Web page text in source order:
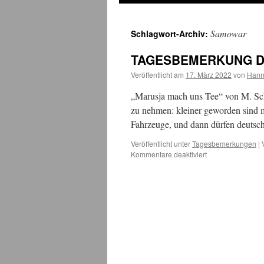
Schlagwort-Archiv: Samowar
TAGESBEMERKUNG
Veröffentlicht am 17. März 2022 von
„Marusja mach uns Tee“ von M.
zu nehmen: kleiner geworden sind
Fahrzeuge, und dann dürfen
Veröffentlicht unterTagesbemerkungen |
Kommentare deaktiviertfür